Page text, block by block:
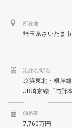
所在地
埼玉県さいたま
沿線名/駅名
京浜東北・根岸
JR埼京線「与野
価格帯
7,760万円